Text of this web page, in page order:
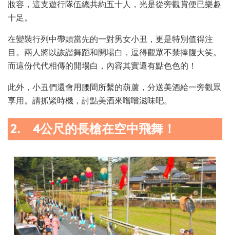
妝容，這支遊行隊伍總共約五十人，光是從旁觀賞便已樂趣
十足。
在變裝行列中帶頭當先的一對男女小丑，更是特別值得注
目。兩人將以詼諧舞蹈和開場白，逗得觀眾不禁捧腹大笑。
而這份代代相傳的開場白，內容其實還有點色色的！
此外，小丑們還會用腰間所繫的葫蘆，分送美酒給一旁觀眾
享用。請抓緊時機，討點美酒來嚐嚐滋味吧。
2. 4公尺的長槍在空中飛舞！